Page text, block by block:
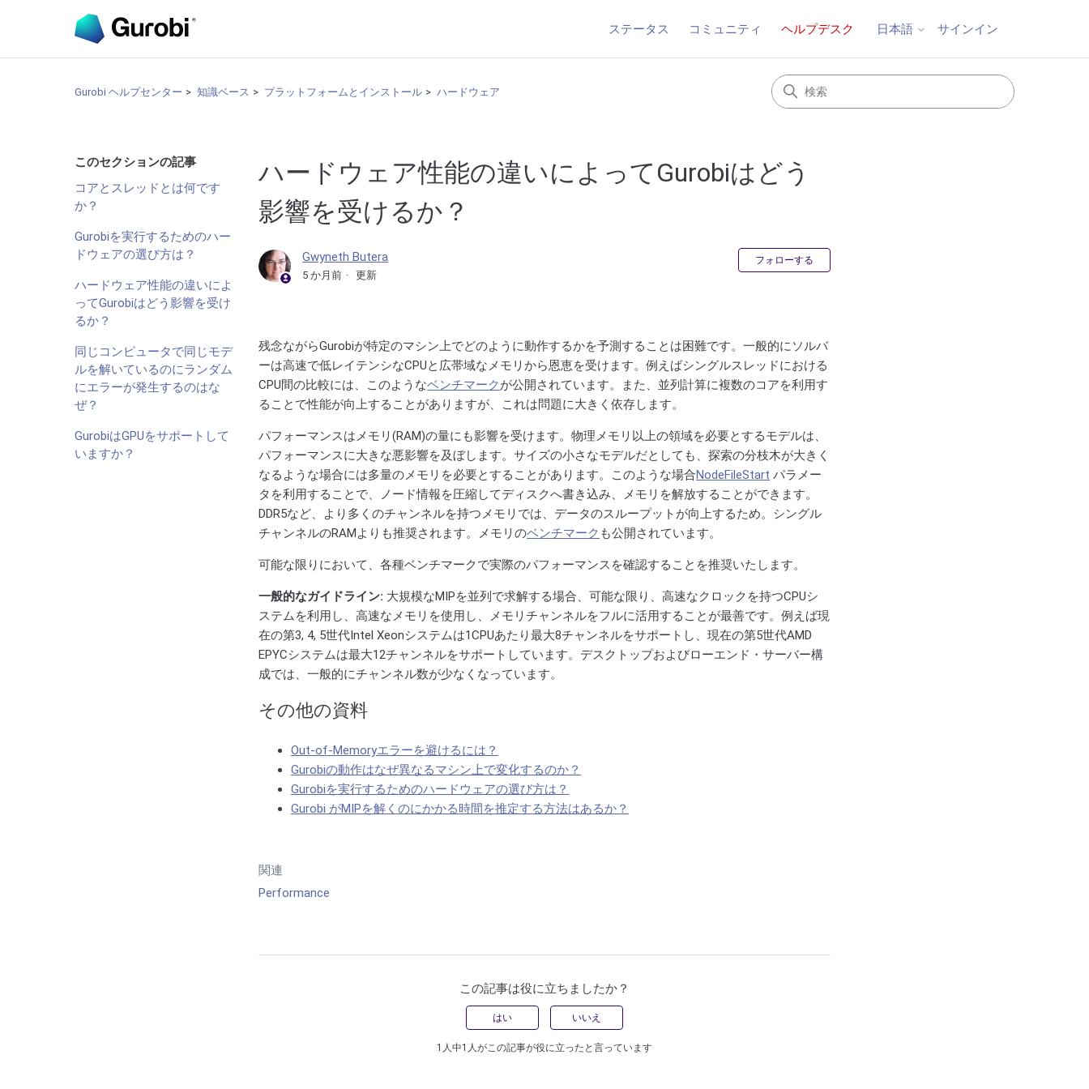
ステータス コミュニティ ヘルプデスク 日本語 サインイン
Gurobi ヘルプセンター 知識ベース プラットフォームとインストール ハードウェア
このセクションの記事
コアとスレッドとは何です
か？
Gurobiを実行するためのハー
ドウェアの選び方は？
ハードウェア性能の違いによ
ってGurobiはどう影響を受け
るか？
同じコンピュータで同じモデ
ルを解いているのにランダム
にエラーが発生するのはな
ぜ？
GurobiはGPUをサポートして
いますか？
ハードウェア性能の違いによってGurobiはどう
影響を受けるか？
Gwyneth Butera
5 か月前 更新
フォローする
残念ながらGurobiが特定のマシン上でどのように動作するかを予測することは困難です。一般的にソルバ
ーは高速で低レイテンシなCPUと広帯域なメモリから恩恵を受けます。例えばシングルスレッドにおける
CPU間の比較には、このようなベンチマークが公開されています。また、並列計算に複数のコアを利用す
ることで性能が向上することがありますが、これは問題に大きく依存します。
パフォーマンスはメモリ(RAM)の量にも影響を受けます。物理メモリ以上の領域を必要とするモデルは、
パフォーマンスに大きな悪影響を及ぼします。サイズの小さなモデルだとしても、探索の分枝木が大きく
なるような場合には多量のメモリを必要とすることがあります。このような場合NodeFileStart パラメー
タを利用することで、ノード情報を圧縮してディスクへ書き込み、メモリを解放することができます。
DDR5など、より多くのチャンネルを持つメモリでは、データのスループットが向上するため。シングル
チャンネルのRAMよりも推奨されます。メモリのベンチマーク も公開されています。
可能な限りにおいて、各種ベンチマークで実際のパフォーマンスを確認することを推奨いたします。
一般的なガイドライン: 大規模なMIPを並列で求解する場合、可能な限り、高速なクロックを持つCPUシ
ステムを利用し、高速なメモリを使用し、メモリチャンネルをフルに活用することが最善です。例えば現
在の第3, 4, 5世代Intel Xeonシステムは1CPUあたり最大8チャンネルをサポートし、現在の第5世代AMD
EPYCシステムは最大12チャンネルをサポートしています。デスクトップおよびローエンド・サーバー構
成では、一般的にチャンネル数が少なくなっています。
その他の資料
Out-of-Memoryエラーを避けるには？
Gurobiの動作はなぜ異なるマシン上で変化するのか？
Gurobiを実行するためのハードウェアの選び方は？
Gurobi がMIPを解くのにかかる時間を推定する方法はあるか？
関連
Performance
この記事は役に立ちましたか？
はい いいえ
1人中1人がこの記事が役に立ったと言っています